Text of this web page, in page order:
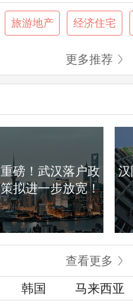
20000元-25000元
旅游地产 经济住宅
更多推荐
重磅！武汉落户政
策拟进一步放宽！
查看更多
韩国
马来西亚